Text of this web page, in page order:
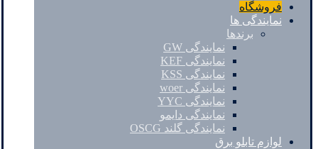
فروشگاه
نمایندگی ها
برندها
نمایندگی GW
نمایندگی KEF
نمایندگی KSS
نمایندگی woer
نمایندگی YYC
نمایندگی دایمو
نمایندگی گلند OSCG
لوازم تابلو برق